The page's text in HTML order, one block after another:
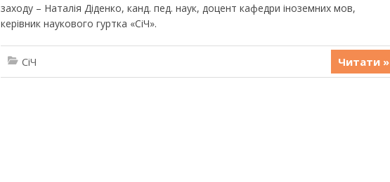
заходу – Наталія Діденко, канд. пед. наук, доцент кафедри іноземних мов,
керівник наукового гуртка «СіЧ».
СіЧ Читати »